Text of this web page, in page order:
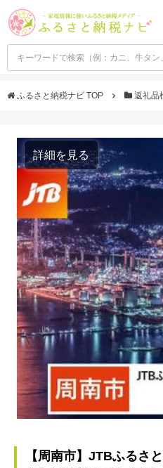
ふるさと納税ナビ TOP 返礼品
詳細を見る
【周南市】JTBふるさ